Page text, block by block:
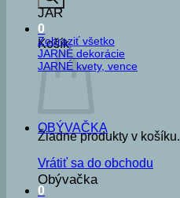
0
Košík
Žiadne produkty v košíku.
Vrátiť sa do obchodu
0
JAR
Zobraziť všetko
JARNÉ dekorácie
JARNÉ kvety, vence
OBÝVAČKA
Obývačka